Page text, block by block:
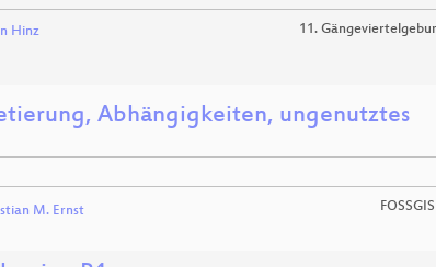
Hinz 11.
Abhängigkeiten, ungenutztes
M. Ernst